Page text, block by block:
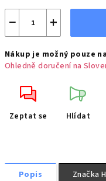
+
−
Nákup je možný pouze
Ohledně doručení na
Zeptat se Hlídat
Popis Značka